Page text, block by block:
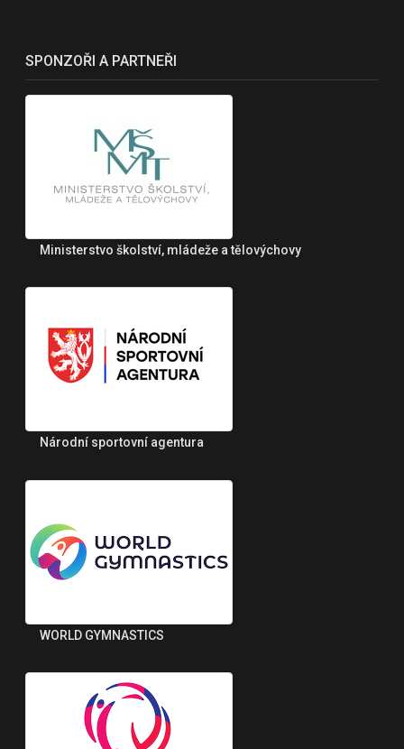
SPONZOŘI A PARTNEŘI
Ministerstvo školství, mládeže a tělovýchovy
Národní sportovní agentura
WORLD GYMNASTICS